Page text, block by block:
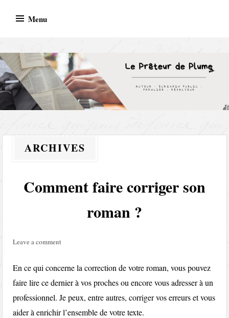
Menu
ARCHIVES
Comment faire corriger son
roman ?
Leave a comment
En ce qui concerne la correction de votre roman, vous pouvez
faire lire ce dernier à vos proches ou encore vous adresser à un
professionnel. Je peux, entre autres, corriger vos erreurs et vous
aider à enrichir l’ensemble de votre texte.